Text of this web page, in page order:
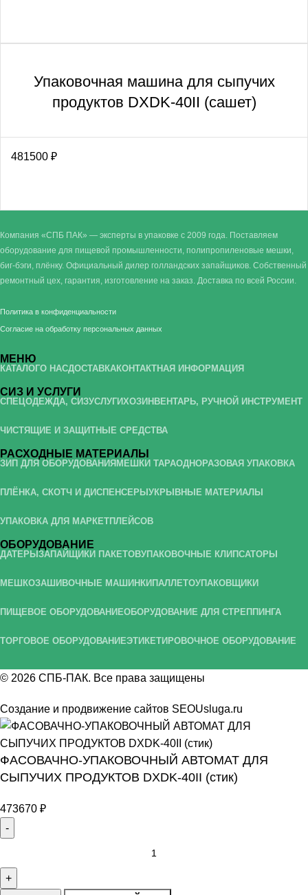
Упаковочная машина для сыпучих
продуктов DXDK-40II (сашет)
481500 ₽
Компания «СПБ ПАК» — эксперты в упаковке с 2009 года. Поставляем
оборудование для пищевой промышленности, полипропиленовые мешки,
биг-бэги, плёнку. Официальный дилер голландских запайщиков. Собственный
ремонтный цех, гарантия, изготовление на заказ. Доставка по всей России.
Политика в конфиденциальности
Согласие на обработку персональных данных
МЕНЮ
КАТАЛОГО НАСДОСТАВКАКОНТАКТНАЯ ИНФОРМАЦИЯ
СИЗ И УСЛУГИ
СПЕЦОДЕЖДА, СИЗУСЛУГИХОЗИНВЕНТАРЬ, РУЧНОЙ ИНСТРУМЕНТ
ЧИСТЯЩИЕ И ЗАЩИТНЫЕ СРЕДСТВА
РАСХОДНЫЕ МАТЕРИАЛЫ
ЗИП ДЛЯ ОБОРУДОВАНИЯ МЕШКИ ТАРАОДНОРАЗОВАЯ УПАКОВКА
ПЛЁНКА, СКОТЧ И ДИСПЕНСЕРЫ УКРЫВНЫЕ МАТЕРИАЛЫ
УПАКОВКА ДЛЯ МАРКЕТПЛЕЙСОВ
ОБОРУДОВАНИЕ
ДАТЕРЫ ЗАПАЙЩИКИ ПАКЕТОВУПАКОВОЧНЫЕ КЛИПСАТОРЫ
МЕШКОЗАШИВОЧНЫЕ МАШИНКИ ПАЛЛЕТОУПАКОВЩИКИ
ПИЩЕВОЕ ОБОРУДОВАНИЕОБОРУДОВАНИЕ ДЛЯ СТРЕППИНГА
ТОРГОВОЕ ОБОРУДОВАНИЕЭТИКЕТИРОВОЧНОЕ ОБОРУДОВАНИЕ
© 2026 СПБ-ПАК. Все права защищены
Создание и продвижение сайтов SEOUsluga.ru
ФАСОВАЧНО-УПАКОВОЧНЫЙ АВТОМАТ ДЛЯ
СЫПУЧИХ ПРОДУКТОВ DXDK-40II (стик)
473670 ₽